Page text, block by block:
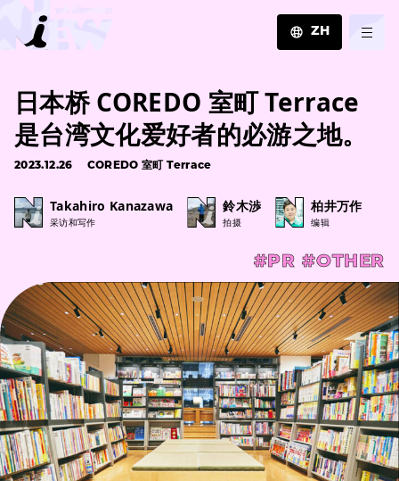
ZH
EN
ZH
日本桥 COREDO 室町 Terrace
是台湾文化爱好者的必游之地。
2023.12.26 COREDO 室町 Terrace
Takahiro Kanazawa
采访和写作
鈴木渉
拍摄
柏井万作
编辑
#PR #OTHER